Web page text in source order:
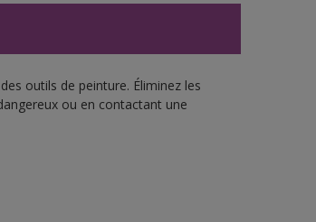
outils de peinture. Éliminez les
ou en contactant une